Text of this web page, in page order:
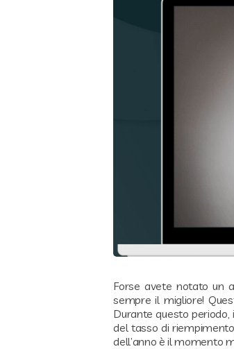
Forse avete notato un
sempre il migliore!
Durante questo
del tasso di
dell’anno è il momento